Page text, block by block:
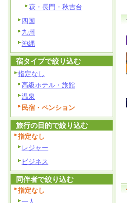
萩・長門・秋吉台
四国
九州
沖縄
宿タイプで絞り込む
指定なし
高級ホテル・旅館
温泉
民宿・ペンション
旅行の目的で絞り込む
指定なし
レジャー
ビジネス
同伴者で絞り込む
指定なし